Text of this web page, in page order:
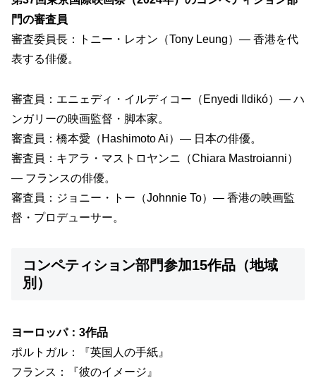
門の審査員
審査委員長：トニー・レオン（Tony Leung）— 香港を代
表する俳優。
審査員：エニェディ・イルディコー（Enyedi Ildikó）— ハ
ンガリーの映画監督・脚本家。
審査員：橋本愛（Hashimoto Ai）— 日本の俳優。
審査員：キアラ・マストロヤンニ（Chiara Mastroianni）
— フランスの俳優。
審査員：ジョニー・トー（Johnnie To）— 香港の映画監
督・プロデューサー。
コンペティション部門参加15作品（地域
別）
ヨーロッパ：3作品
ポルトガル：『英国人の手紙』
フランス：『彼のイメージ』